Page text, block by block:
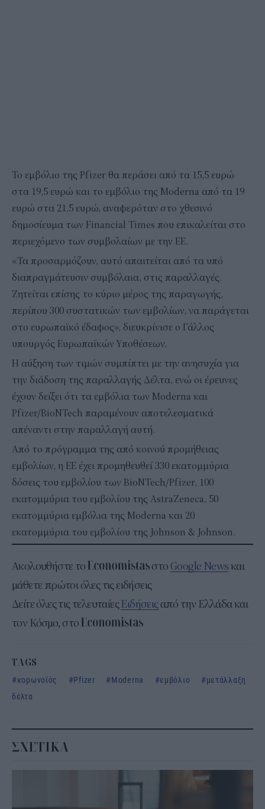
Το εμβόλιο της Pfizer θα περάσει από τα 15,5 ευρώ
στα 19,5 ευρώ και το εμβόλιο της Moderna από τα 19
ευρώ στα 21,5 ευρώ, αναφερόταν στο χθεσινό
δημοσίευμα των Financial Times που επικαλείται στο
περιεχόμενο των συμβολαίων με την ΕΕ.
«Τα προσαρμόζουν, αυτό απαιτείται από τα υπό
διαπραγμάτευσιν συμβόλαια, στις παραλλαγές.
Ζητείται επίσης το κύριο μέρος της παραγωγής,
περίπου 300 συστατικών των εμβολίων, να παράγεται
στο ευρωπαϊκό έδαφος», διευκρίνισε ο Γάλλος
υπουργός Ευρωπαϊκών Υποθέσεων.
Η αύξηση των τιμών συμπίπτει με την ανησυχία για
την διάδοση της παραλλαγής Δέλτα, ενώ οι έρευνες
έχουν δείξει ότι τα εμβόλια των Moderna και
Pfizer/BioNTech παραμένουν αποτελεσματικά
απέναντι στην παραλλαγή αυτή.
Από το πρόγραμμα της από κοινού προμήθειας
εμβολίων, η ΕΕ έχει προμηθευθεί 330 εκατομμύρια
δόσεις του εμβολίου των BioNTech/Pfizer, 100
εκατομμύρια του εμβολίου της AstraZeneca, 50
εκατομμύρια εμβόλια της Moderna και 20
εκατομμύρια του εμβολίου της Johnson & Johnson.
Ακολουθήστε το στο Google Newsκαι
μάθετε πρώτοι όλες τις ειδήσεις
Δείτε όλες τις τελευταίεςΕιδήσειςαπό την Ελλάδα και
τον Κόσμο, στο
TAGS
κορωνοϊός
Pfizer Moderna εμβόλιο
μετάλλαξη
δέλτα
ΣΧΕΤΙΚΑ